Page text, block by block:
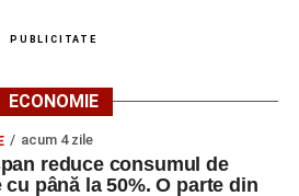
PUBLICITATE
ECONOMIE
acum 4 zile
reduce consumul de
cu până la 50%. O parte din